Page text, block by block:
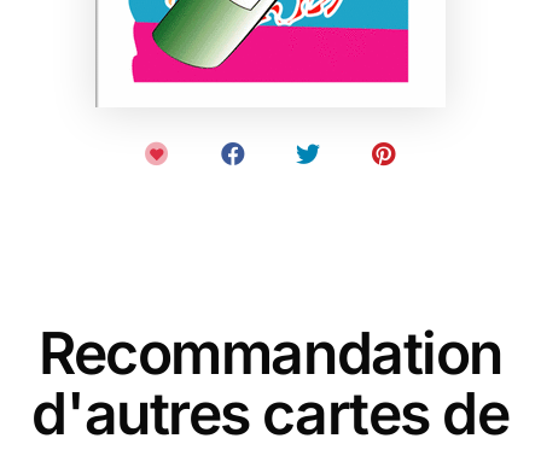
Recommandation
d'autres cartes de